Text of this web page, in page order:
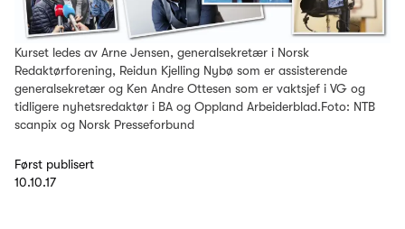
Kurset ledes av Arne Jensen, generalsekretær i Norsk
Redaktørforening, Reidun Kjelling Nybø som er assisterende
generalsekretær og Ken Andre Ottesen som er vaktsjef i VG og
tidligere nyhetsredaktør i BA og Oppland Arbeiderblad.Foto: NTB
scanpix og Norsk Presseforbund
Først publisert
10.10.17